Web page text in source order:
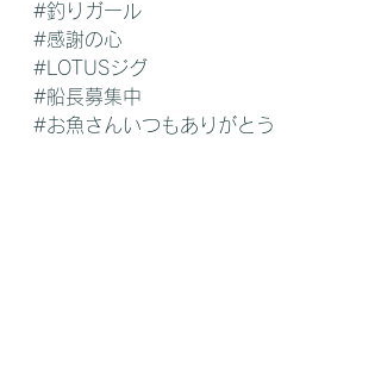
#釣りガール
#感謝の心
#LOTUSジグ
#船長募集中
#お魚さんいつもありがとう